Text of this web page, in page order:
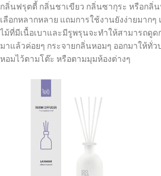
กลิ่นฟรุตตี้ กลิ่นชาเขียว กลิ่นซากุระ หรือกลิ่
เลือกหลากหลาย แถมการใช้งานยังง่ายมาก
ไม้ที่มีเนื้อเบาและมีรูพรุนจะทำให้สามารถดู
มาแล้วค่อยๆ กระจายกลิ่นหอมๆ ออกมาให้ทั่
หอมไว้ตามโต๊ะ หรือตามมุมห้องต่างๆ